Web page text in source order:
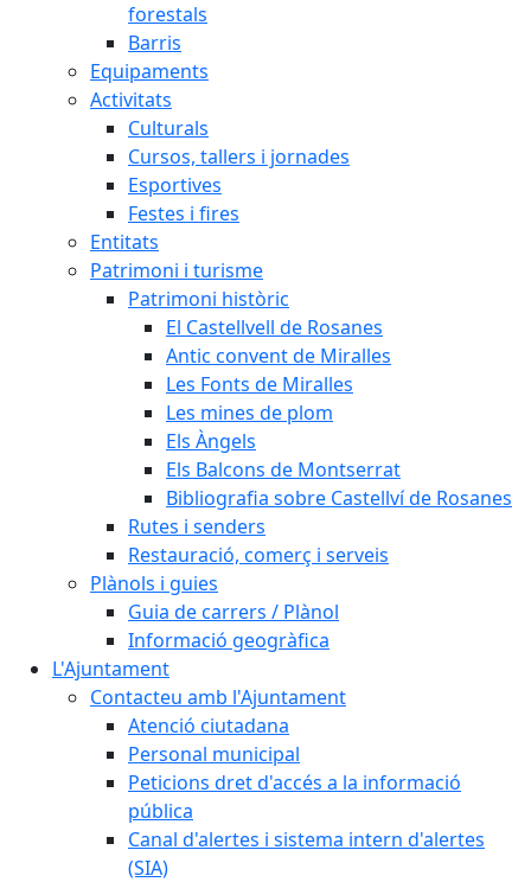
forestals
Barris
Equipaments
Activitats
Culturals
Cursos, tallers i jornades
Esportives
Festes i fires
Entitats
Patrimoni i turisme
Patrimoni històric
El Castellvell de Rosanes
Antic convent de Miralles
Les Fonts de Miralles
Les mines de plom
Els Àngels
Els Balcons de Montserrat
Bibliografia sobre Castellví de Rosanes
Rutes i senders
Restauració, comerç i serveis
Plànols i guies
Guia de carrers / Plànol
Informació geogràfica
L'Ajuntament
Contacteu amb l'Ajuntament
Atenció ciutadana
Personal municipal
Peticions dret d'accés a la informació
pública
Canal d'alertes i sistema intern d'alertes
(SIA)